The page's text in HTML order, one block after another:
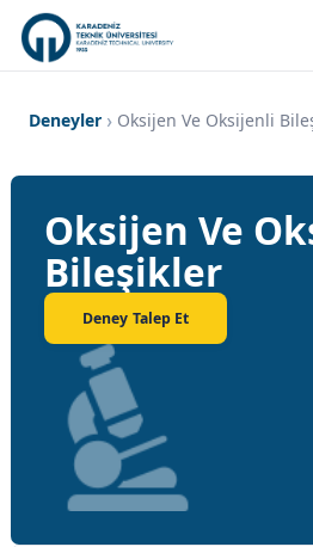
Deneyler Oksijen Ve Oksijenli
Oksijen Ve
Bileşikler
Deney Talep Et